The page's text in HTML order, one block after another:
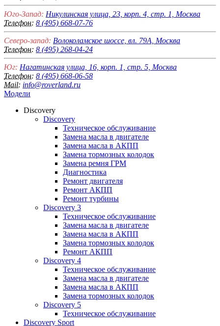
Юго-Запад: Никулинская улица, 23, корп. 4, стр. 1, Москва
Телефон: 8 (495) 668-07-76
Северо-запад: Волоколамское шоссе, вл. 79А, Москва
Телефон: 8 (495) 268-04-24
Юг: Нагатинская улица, 16, корп. 1, стр. 5, Москва
Телефон: 8 (495) 668-06-58
Mail: info@roverland.ru
Модели
Discovery
Discovery
Техническое обслуживание
Замена масла в двигателе
Замена масла в АКПП
Замена тормозных колодок
Замена ремня ГРМ
Диагностика
Ремонт двигателя
Ремонт АКПП
Ремонт турбины
Discovery 3
Техническое обслуживание
Замена масла в двигателе
Замена масла в АКПП
Замена тормозных колодок
Ремонт АКПП
Discovery 4
Техническое обслуживание
Замена масла в двигателе
Замена масла в АКПП
Замена тормозных колодок
Discovery 5
Техническое обслуживание
Discovery Sport